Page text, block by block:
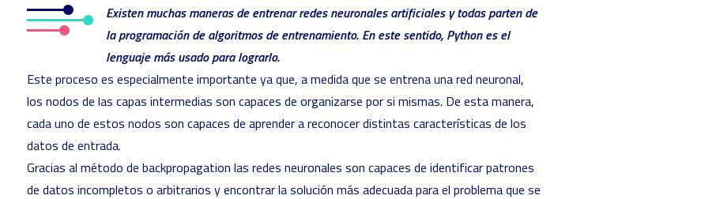
Existen muchas maneras de entrenar redes neuronales artificiales y todas parten de
la programación de algoritmos de entrenamiento. En este sentido, Python es el
lenguaje más usado para lograrlo.
Este proceso es especialmente importante ya que, a medida que se entrena una red neuronal,
los nodos de las capas intermedias son capaces de organizarse por si mismas. De esta manera,
cada uno de estos nodos son capaces de aprender a reconocer distintas características de los
datos de entrada.
Gracias al método de backpropagation las redes neuronales son capaces de identificar patrones
de datos incompletos o arbitrarios y encontrar la solución más adecuada para el problema que se